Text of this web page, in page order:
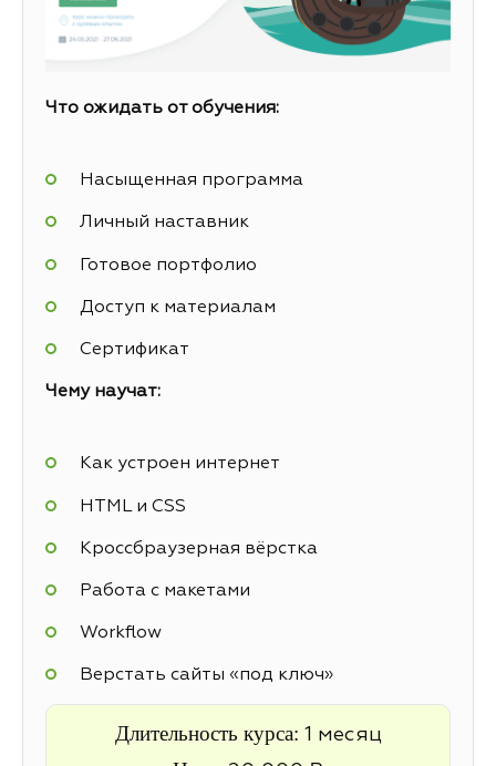
Что ожидать от обучения:
Насыщенная программа
Личный наставник
Готовое портфолио
Доступ к материалам
Сертификат
Чему научат:
Как устроен интернет
HTML и CSS
Кроссбраузерная вёрстка
Работа с макетами
Workflow
Верстать сайты «под ключ»
Длительность курса: 1 месяц